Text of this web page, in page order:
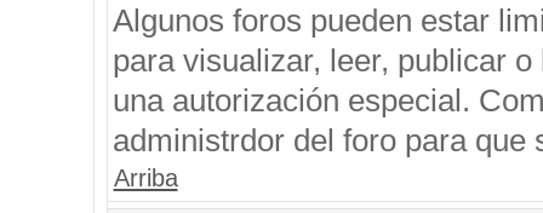
Algunos foros pueden estar
para visualizar, leer, publicar
una autorización especial.
administrdor del foro para que
Arriba